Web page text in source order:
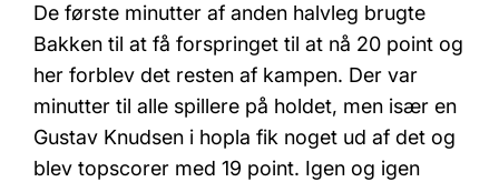
De første minutter af anden halvleg brugte
Bakken til at få forspringet til at nå 20 point og
her forblev det resten af kampen. Der var
minutter til alle spillere på holdet, men især en
Gustav Knudsen i hopla fik noget ud af det og
blev topscorer med 19 point. Igen og igen